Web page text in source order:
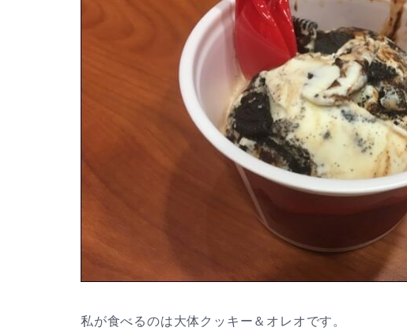
私が食べるのは大体クッキー＆オレオです。